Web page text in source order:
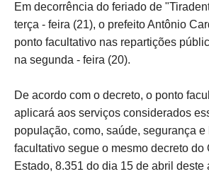
Em decorrência do feriado de
terça - feira (21), o prefeito Antônio
ponto facultativo nas repartições
na segunda - feira (20).
De acordo com o decreto, o ponto
aplicará aos serviços considerados
população, como, saúde, segurança
facultativo segue o mesmo decreto do
Estado, 8.351 do dia 15 de abril deste